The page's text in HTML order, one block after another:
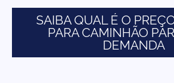
SAIBA QUAL É O
PARA CAMINHÃO
DEMANDA